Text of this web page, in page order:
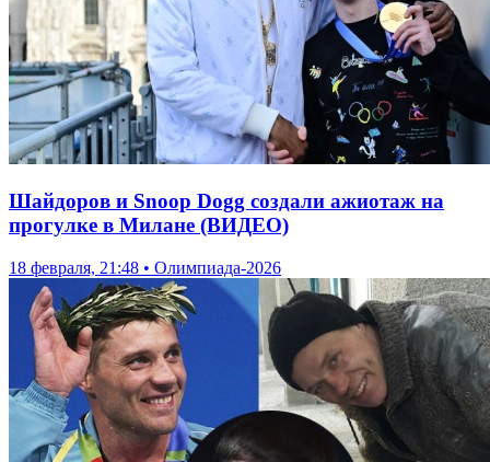
Шайдоров и Snoop Dogg создали ажиотаж на
прогулке в Милане (ВИДЕО)
18 февраля, 21:48 • Олимпиада-2026